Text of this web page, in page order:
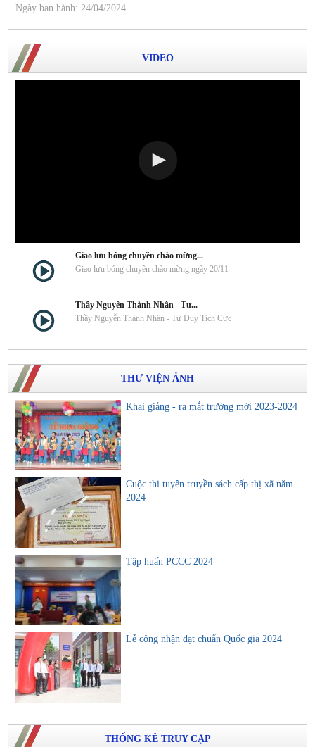
Ngày ban hành: 24/04/2024
VIDEO
Giao lưu bóng chuyền chào mừng...
Giao lưu bóng chuyền chào mừng ngày 20/11
Thầy Nguyễn Thành Nhân - Tư...
Thầy Nguyễn Thành Nhân - Tư Duy Tích Cực
THƯ VIỆN ẢNH
Khai giảng - ra mắt trường mới 2023-2024
Cuộc thi tuyên truyền sách cấp thị xã năm
2024
Tập huấn PCCC 2024
Lễ công nhận đạt chuẩn Quốc gia 2024
THỐNG KÊ TRUY CẬP